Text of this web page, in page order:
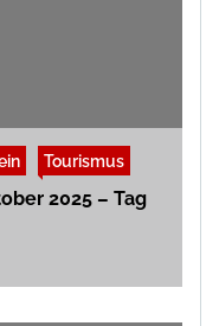
Tourismus
2025 – Tag